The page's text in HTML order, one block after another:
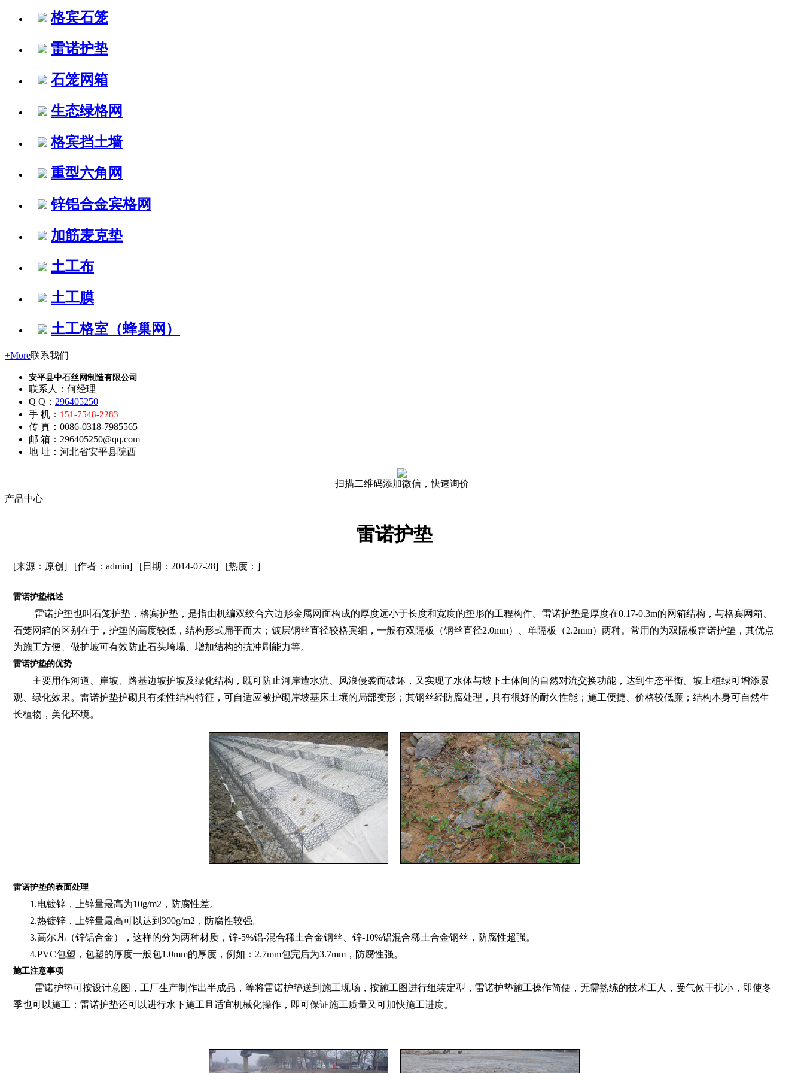
格宾石笼
雷诺护垫
石笼网箱
生态绿格网
格宾挡土墙
重型六角网
锌铝合金宾格网
加筋麦克垫
土工布
土工膜
土工格室（蜂巢网）
+More联系我们
安平县中石丝网制造有限公司
联系人：何经理
Q Q： 296405250
手 机： 151-7548-2283
传 真：0086-0318-7985565
邮 箱：296405250@qq.com
地 址：河北省安平县院西
扫描二维码添加微信，快速询价
产品中心
雷诺护垫
[来源：原创] [作者：admin] [日期：2014-07-28] [热度： ]
雷诺护垫概述
雷诺护垫也叫石笼护垫，格宾护垫，是指由机编双绞合六边形金属网面构成的厚度远小于长度和宽度的垫形的工程构件。雷诺护垫是厚度在0.17-0.3m的网箱结构，与格宾网箱、
石笼网箱的区别在于，护垫的高度较低，结构形式扁平而大；镀层钢丝直径较格宾细，一般有双隔板（钢丝直径2.0mm）、单隔板（2.2mm）两种。常用的为双隔板雷诺护垫，其优点
为施工方便、做护坡可有效防止石头垮塌、增加结构的抗冲刷能力等。
雷诺护垫的优势
主要用作河道、岸坡、路基边坡护坡及绿化结构，既可防止河岸遭水流、风浪侵袭而破坏，又实现了水体与坡下土体间的自然对流交换功能，达到生态平衡。坡上植绿可增添景
观、绿化效果。雷诺护垫护砌具有柔性结构特征，可自适应被护砌岸坡基床土壤的局部变形；其钢丝经防腐处理，具有很好的耐久性能；施工便捷、价格较低廉；结构本身可自然生
长植物，美化环境。
雷诺护垫的表面处理
1.电镀锌，上锌量最高为10g/m2，防腐性差。
2.热镀锌，上锌量最高可以达到300g/m2，防腐性较强。
3.高尔凡（锌铝合金），这样的分为两种材质，锌-5%铝-混合稀土合金钢丝、锌-10%铝混合稀土合金钢丝，防腐性超强。
4.PVC包塑，包塑的厚度一般包1.0mm的厚度，例如：2.7mm包完后为3.7mm，防腐性强。
施工注意事项
雷诺护垫可按设计意图，工厂生产制作出半成品，等将雷诺护垫送到施工现场，按施工图进行组装定型，雷诺护垫施工操作简便，无需熟练的技术工人，受气候干扰小，即使冬
季也可以施工；雷诺护垫还可以进行水下施工且适宜机械化操作，即可保证施工质量又可加快施工进度。